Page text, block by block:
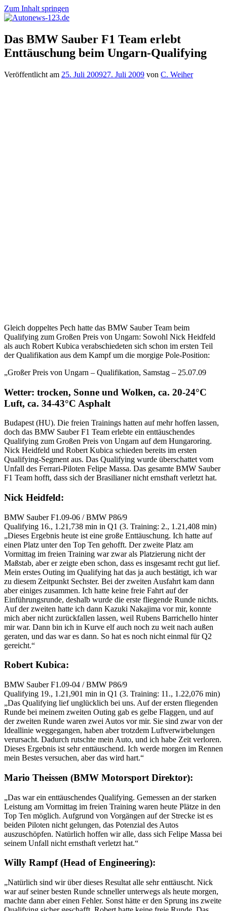
Zum Inhalt springen
Autonews-
123.de
Autonews
mit
Charme
Das BMW Sauber F1 Team erlebt
Enttäuschung beim Ungarn-Qualifying
Veröffentlicht am 25. Juli 200927. Juli 2009 von C. Weiher
Gleich doppeltes Pech hatte das BMW Sauber Team beim
Qualifying zum Großen Preis von Ungarn: Sowohl Nick Heidfeld
als auch Robert Kubica verabschiedeten sich schon im ersten Teil
der Qualifikation aus dem Kampf um die morgige Pole-Position:
„Großer Preis von Ungarn – Qualifikation, Samstag – 25.07.09
Wetter: trocken, Sonne und Wolken, ca. 20-24°C
Luft, ca. 34-43°C Asphalt
Budapest (HU). Die freien Trainings hatten auf mehr hoffen lassen,
doch das BMW Sauber F1 Team erlebte ein enttäuschendes
Qualifying zum Großen Preis von Ungarn auf dem Hungaroring.
Nick Heidfeld und Robert Kubica schieden bereits im ersten
Qualifying-Segment aus. Das Qualifying wurde überschattet vom
Unfall des Ferrari-Piloten Felipe Massa. Das gesamte BMW Sauber
F1 Team hofft, dass sich der Brasilianer nicht ernsthaft verletzt hat.
Nick Heidfeld:
BMW Sauber F1.09-06 / BMW P86/9
Qualifying 16., 1.21,738 min in Q1 (3. Training: 2., 1.21,408 min)
„Dieses Ergebnis heute ist eine große Enttäuschung. Ich hatte auf
einen Platz unter den Top Ten gehofft. Der zweite Platz am
Vormittag im freien Training war zwar als Platzierung nicht der
Maßstab, aber er zeigte eben schon, dass es insgesamt recht gut lief.
Mein erstes Outing im Qualifying hat das ja auch bestätigt, ich war
zu diesem Zeitpunkt Sechster. Bei der zweiten Ausfahrt kam dann
aber einiges zusammen. Ich hatte keine freie Fahrt auf der
Einführungsrunde, deshalb wurde die erste fliegende Runde nichts.
Auf der zweiten hatte ich dann Kazuki Nakajima vor mir, konnte
mich aber nicht zurückfallen lassen, weil Rubens Barrichello hinter
mir war. Dann bin ich in Kurve elf auch noch zu weit nach außen
geraten, und das war es dann. So hat es noch nicht einmal für Q2
gereicht.“
Robert Kubica:
BMW Sauber F1.09-04 / BMW P86/9
Qualifying 19., 1.21,901 min in Q1 (3. Training: 11., 1.22,076 min)
„Das Qualifying lief unglücklich bei uns. Auf der ersten fliegenden
Runde bei meinem zweiten Outing gab es gelbe Flaggen, und auf
der zweiten Runde waren zwei Autos vor mir. Sie sind zwar von der
Ideallinie weggegangen, haben aber trotzdem Luftverwirbelungen
verursacht. Dadurch rutschte mein Auto, und ich habe Zeit verloren.
Dieses Ergebnis ist sehr enttäuschend. Ich werde morgen im Rennen
mein Bestes versuchen, aber das wird hart.“
Mario Theissen (BMW Motorsport Direktor):
„Das war ein enttäuschendes Qualifying. Gemessen an der starken
Leistung am Vormittag im freien Training waren heute Plätze in den
Top Ten möglich. Aufgrund von Vorgängen auf der Strecke ist es
beiden Piloten nicht gelungen, das Potenzial des Autos
auszuschöpfen. Natürlich hoffen wir alle, dass sich Felipe Massa bei
seinem Unfall nicht ernsthaft verletzt hat.“
Willy Rampf (Head of Engineering):
„Natürlich sind wir über dieses Resultat alle sehr enttäuscht. Nick
war auf seiner besten Runde schneller unterwegs als heute morgen,
machte dann aber einen Fehler. Sonst hätte er den Sprung ins zweite